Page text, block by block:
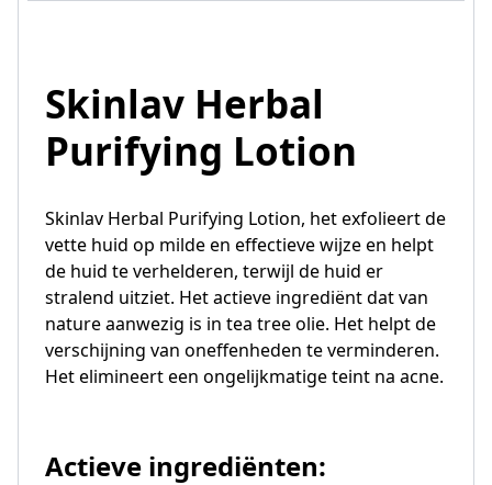
Skinlav Herbal
Purifying Lotion
Skinlav Herbal Purifying Lotion, het exfolieert de
vette huid op milde en effectieve wijze en helpt
de huid te verhelderen, terwijl de huid er
stralend uitziet. Het actieve ingrediënt dat van
nature aanwezig is in tea tree olie. Het helpt de
verschijning van oneffenheden te verminderen.
Het elimineert een ongelijkmatige teint na acne.
Actieve ingrediënten: